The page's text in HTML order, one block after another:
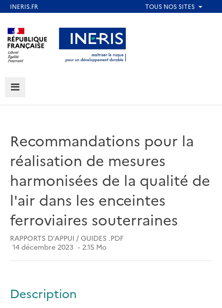
au
contenu
principal
Aller au contenu Aller au menu
Aller au pied de page
MENU
Recommandations pour la
réalisation de mesures
harmonisées de la qualité de
l'air dans les enceintes
ferroviaires souterraines
RAPPORTS D'APPUI / GUIDES .PDF
14 décembre 2023
2.15 Mo
Description